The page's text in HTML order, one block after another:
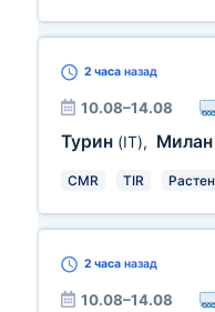
2 часа назад
10.08–14.08
Турин (IT), Милан
CMR TIR
2 часа назад
10.08–14.08